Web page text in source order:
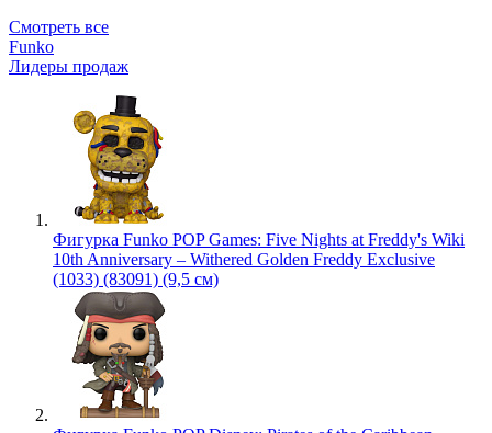
Смотреть все
Funko
Лидеры продаж
Фигурка Funko POP Games: Five Nights at Freddy's Wiki
10th Anniversary – Withered Golden Freddy Exclusive
(1033) (83091) (9,5 см)